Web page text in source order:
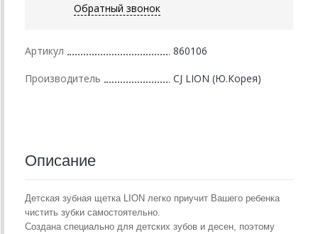
Обратный звонок
Артикул 860106
Производитель CJ LION (Ю.Корея)
Описание
Детская зубная щетка LION легко приучит Вашего ребенка
чистить зубки самостоятельно.
Создана специально для детских зубов и десен, поэтому